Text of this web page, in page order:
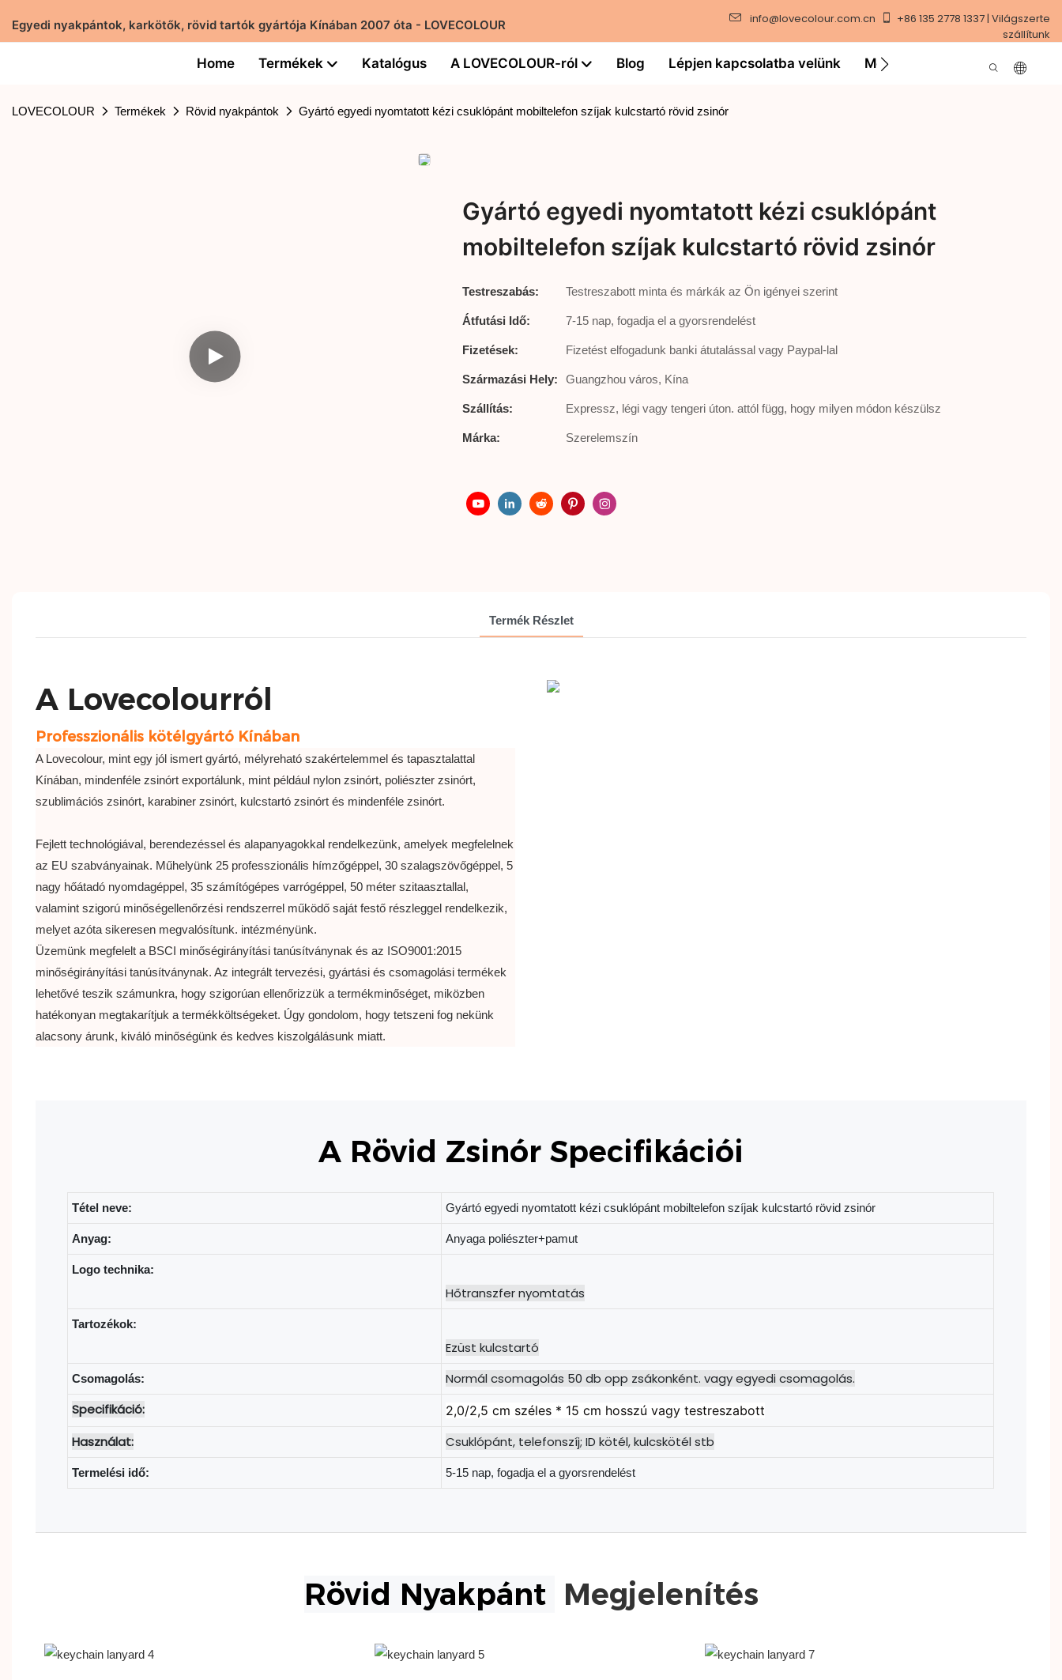
Egyedi nyakpántok, karkötők, rövid tartók gyártója Kínában 2007 óta - LOVECOLOUR info@lovecolour.com.cn
+86 135 2778 1337 | Világszerte
szállítunk
Home Termékek Katalógus A LOVECOLOUR-ról Blog Lépjen kapcsolatba velünk Megoldás Videó
LOVECOLOUR Termékek Rövid nyakpántok Gyártó egyedi nyomtatott kézi csuklópánt mobiltelefon szíjak kulcstartó rövid zsinór
Gyártó egyedi nyomtatott kézi csuklópánt
mobiltelefon szíjak kulcstartó rövid zsinór
Testreszabás: Testreszabott minta és márkák az Ön igényei szerint
Átfutási Idő: 7-15 nap, fogadja el a gyorsrendelést
Fizetések: Fizetést elfogadunk banki átutalással vagy Paypal-lal
Származási Hely: Guangzhou város, Kína
Szállítás: Expressz, légi vagy tengeri úton. attól függ, hogy milyen módon készülsz
Márka: Szerelemszín
Termék Részlet
A Lovecolourról
Professzionális kötélgyártó Kínában
A Lovecolour, mint egy jól ismert gyártó, mélyreható szakértelemmel és tapasztalattal
Kínában, mindenféle zsinórt exportálunk, mint például nylon zsinórt, poliészter zsinórt,
szublimációs zsinórt, karabiner zsinórt, kulcstartó zsinórt és mindenféle zsinórt.
Fejlett technológiával, berendezéssel és alapanyagokkal rendelkezünk, amelyek megfelelnek
az EU szabványainak. Műhelyünk 25 professzionális hímzőgéppel, 30 szalagszövőgéppel, 5
nagy hőátadó nyomdagéppel, 35 számítógépes varrógéppel, 50 méter szitaasztallal,
valamint szigorú minőségellenőrzési rendszerrel működő saját festő részleggel rendelkezik,
melyet azóta sikeresen megvalósítunk. intézményünk.
Üzemünk megfelelt a BSCI minőségirányítási tanúsítványnak és az ISO9001:2015
minőségirányítási tanúsítványnak. Az integrált tervezési, gyártási és csomagolási termékek
lehetővé teszik számunkra, hogy szigorúan ellenőrizzük a termékminőséget, miközben
hatékonyan megtakarítjuk a termékköltségeket. Úgy gondolom, hogy tetszeni fog nekünk
alacsony árunk, kiváló minőségünk és kedves kiszolgálásunk miatt.
A Rövid Zsinór Specifikációi
Tétel neve: Gyártó egyedi nyomtatott kézi csuklópánt mobiltelefon szíjak kulcstartó rövid zsinór
Anyag: Anyaga poliészter+pamut
Logo technika:
Tartozékok:
Csomagolás:
Normál csomagolás 50 db opp zsákonként. vagy egyedi csomagolás.
Specifikáció:
2,0/2,5 cm széles * 15 cm hosszú vagy testreszabott
Használat: Csuklópánt, telefonszíj; ID kötél, kulcskötél stb
Termelési idő: 5-15 nap, fogadja el a gyorsrendelést
Rövid Nyakpánt Megjelenítés